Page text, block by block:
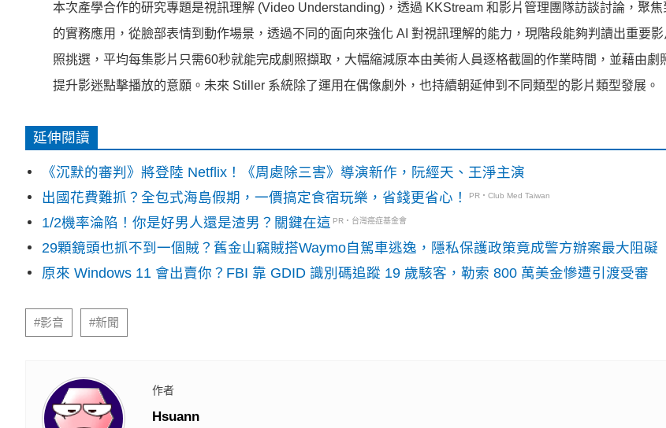
本次產學合作的研究專題是視訊理解 (Video Understanding)，透過 KKStream 和影片管理團隊訪談討論，聚
的實務應用，從臉部表情到動作場景，透過不同的面向來強化 AI 對視訊理解的能力，現階段能夠判讀出重要影
照挑選，平均每集影片只需60秒就能完成劇照擷取，大幅縮減原本由美術人員逐格截圖的作業時間，並藉由劇
提升影迷點擊播放的意願。未來 Stiller 系統除了運用在偶像劇外，也持續朝延伸到不同類型的影片類型發展。
延伸閱讀
《沉默的審判》將登陸 Netflix！《周處除三害》導演新作，阮經天、王淨主演
出國花費難抓？全包式海島假期，一價搞定食宿玩樂，省錢更省心！
PR・Club Med Taiwan
1/2機率淪陷！你是好男人還是渣男？關鍵在這 PR・台灣癌症基金會
29顆鏡頭也抓不到一個賊？舊金山竊賊搭Waymo自駕車逃逸，隱私保護政策竟成警方辦案最大阻礙
原來 Windows 11 會出賣你？FBI 靠 GDID 識別碼追蹤 19 歲駭客，勒索 800 萬美金慘遭引渡受審
#影音 #新聞
作者
Hsuann